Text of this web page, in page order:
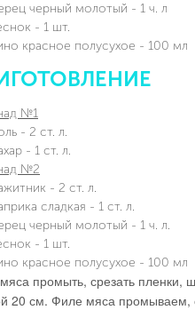
черный молотый - 1 ч. л
- 1 шт.
красное полусухое - 100 мл
№1
- 2 ст. л.
- 1 ст. л.
№2
- 2 ст. л.
сладкая - 1 ст. л.
черный молотый - 1 ч. л.
- 1 шт.
красное полусухое - 100 мл
промыть, срезать пленки,
20 см. Филе мяса промываем,